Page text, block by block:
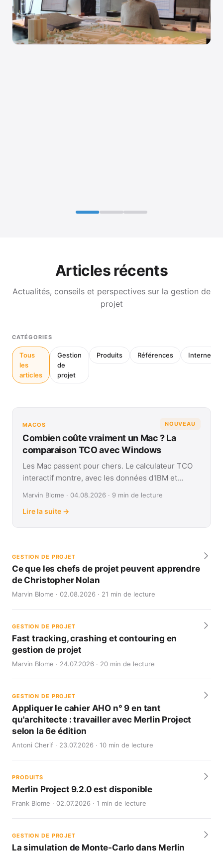
Articles récents
Actualités, conseils et perspectives sur la gestion de
projet
CATÉGORIES
Tous
les
articles
Gestion
de
projet
Produits Références Interne
NOUVEAU
MACOS
Combien coûte vraiment un Mac ? La
comparaison TCO avec Windows
Les Mac passent pour chers. Le calculateur TCO
interactif montre, avec les données d'IBM et
Marvin Blome · 04.08.2026 · 9 min de lecture
Lire la suite →
GESTION DE PROJET
Ce que les chefs de projet peuvent apprendre
de Christopher Nolan
Marvin Blome · 02.08.2026 · 21 min de lecture
GESTION DE PROJET
Fast tracking, crashing et contouring en
gestion de projet
Marvin Blome · 24.07.2026 · 20 min de lecture
GESTION DE PROJET
Appliquer le cahier AHO n° 9 en tant
qu'architecte : travailler avec Merlin Project
selon la 6e édition
Antoni Cherif · 23.07.2026 · 10 min de lecture
PRODUITS
Merlin Project 9.2.0 est disponible
Frank Blome · 02.07.2026 · 1 min de lecture
GESTION DE PROJET
La simulation de Monte-Carlo dans Merlin